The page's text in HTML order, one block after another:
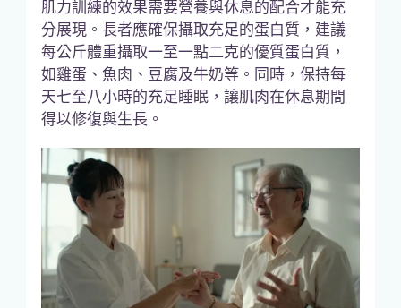
肌力訓練的效果需要營養與休息的配合才能充
分展現。長者應確保攝取充足的蛋白質，建議
每公斤體重攝取一至一點二克的優質蛋白質，
如雞蛋、魚肉、豆腐及牛奶等。同時，保持每
天七至八小時的充足睡眠，讓肌肉在休息期間
得以修復與生長。